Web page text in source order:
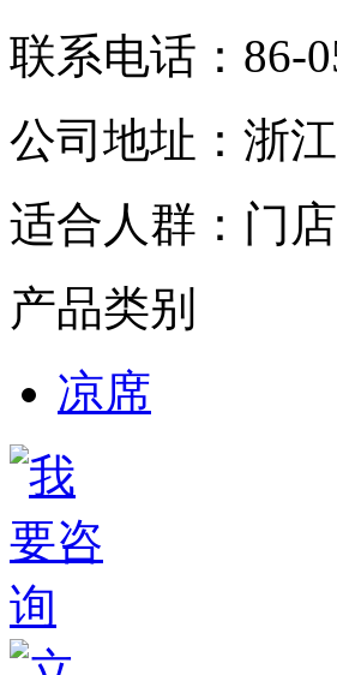
联系电话： 86-
公司地址： 浙
适合人群： 门
产品类别
凉席